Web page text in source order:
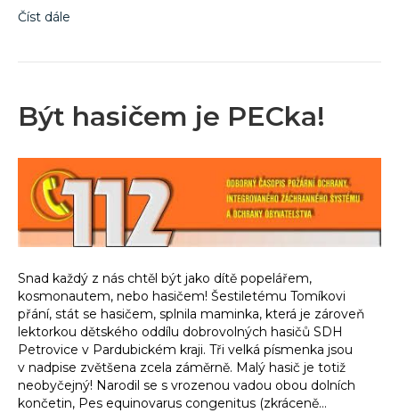
Číst dále
Být hasičem je PECka!
Snad každý z nás chtěl být jako dítě popelářem,
kosmonautem, nebo hasičem! Šestiletému Tomíkovi
přání, stát se hasičem, splnila maminka, která je zároveň
lektorkou dětského oddílu dobrovolných hasičů SDH
Petrovice v Pardubickém kraji. Tři velká písmenka jsou
v nadpise zvětšena zcela záměrně. Malý hasič je totiž
neobyčejný! Narodil se s vrozenou vadou obou dolních
končetin, Pes equinovarus congenitus (zkráceně…